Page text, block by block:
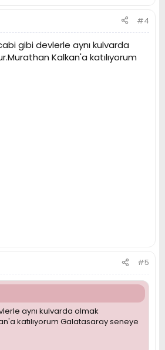
#4
gibi devlerle aynı kulvarda
Kalkan'a katılıyorum
#5
aynı kulvarda olmak
katılıyorum Galatasaray seneye